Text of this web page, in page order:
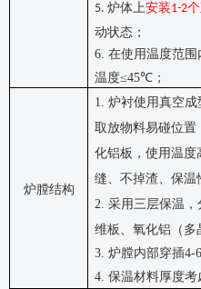
5. 炉体上安装1-2
动状态；
6. 在使用温度范
温度≤45℃ ；
炉膛结构
1. 炉衬使用真空成
取放物料易碰位置
化铝板，使用温度
缝、不掉渣、保温
2. 采用三层保温
维板、氧化铝（多
3. 炉膛内部穿插4-6
4. 保温材料厚度考